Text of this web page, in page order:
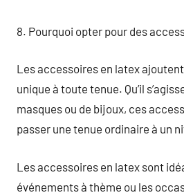
8. Pourquoi opter pour des
Les accessoires en latex
unique à toute tenue. Qu’il
masques ou de bijoux, ces
passer une tenue ordinaire à un
Les accessoires en latex sont
événements à thème ou les